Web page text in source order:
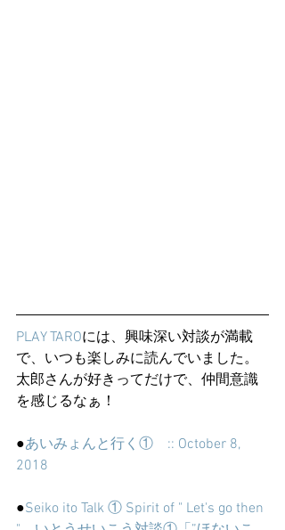
PLAY TAROには、興味深い対談が満載
で、いつも楽しみに読んでいました。
太郎さんが好きってだけで、仲間意識
を感じるなぁ！
●あいみょんと行く①　:: October 8,
2018
●Seiko ito Talk ① Spirit of " Let's go then